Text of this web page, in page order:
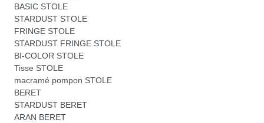
BASIC STOLE
STARDUST STOLE
FRINGE STOLE
STARDUST FRINGE STOLE
BI-COLOR STOLE
Tisse STOLE
macramé pompon STOLE
BERET
STARDUST BERET
ARAN BERET